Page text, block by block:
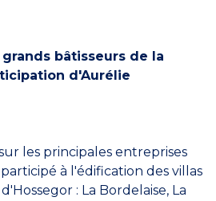
bâtisseurs de la
d'Aurélie
les principales entreprises
à l'édification des villas
: La Bordelaise, La